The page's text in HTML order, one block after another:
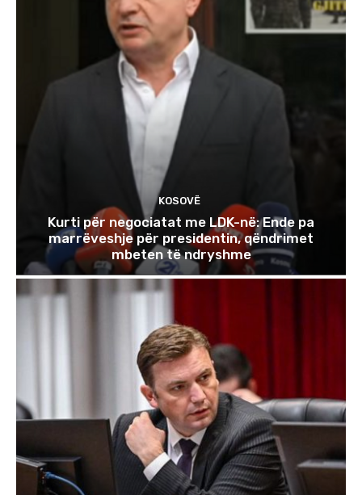
KOSOVË
Kurti për negociatat me LDK-në: Ende pa
marrëveshje për presidentin, qëndrimet
mbeten të ndryshme